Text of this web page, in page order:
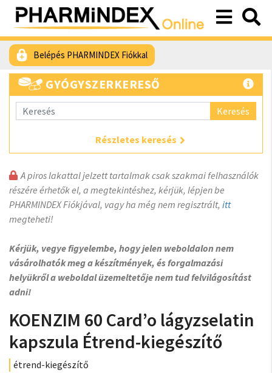
Belépés PHARMINDEX Fiókkal
GYÓGYSZERKERESŐ
Keresés
Részletes keresés
A piros lakattal jelzett tartalmak csak szakmai felhasználók
részére érhetők el, a megtekintéshez, kérjük, lépjen be
PHARMINDEX Fiókjával, vagy ha még nem regisztrált, itt
megteheti!
Kérjük, vegye figyelembe, hogy jelen weboldalon nem
vásárolhatók meg a készítmények, és forgalmazási
helyükről a weboldal üzemeltetője nem tud felvilágosítást
adni!
KOENZIM 60 Card’o lágyzselatin
kapszula Étrend-kiegészítő
étrend-kiegészítő